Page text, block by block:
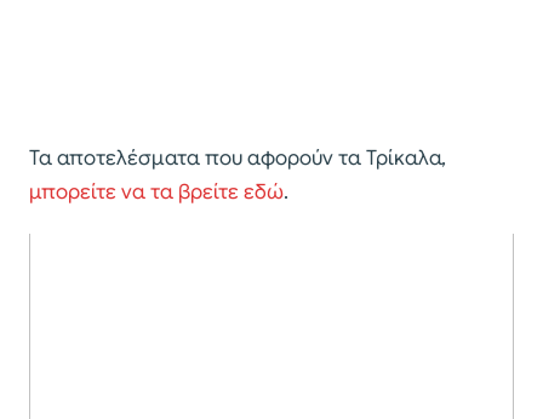
Τα αποτελέσματα που αφορούν τα Τρίκαλα,
μπορείτε να τα βρείτε εδώ.